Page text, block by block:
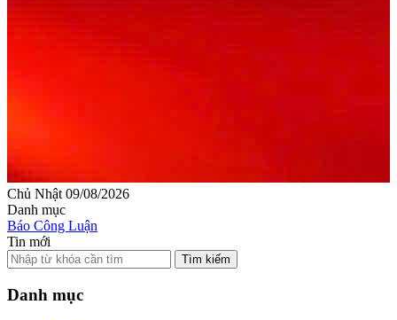
Chủ Nhật 09/08/2026
Danh mục
Báo Công Luận
Tin mới
Tìm kiếm
Danh mục